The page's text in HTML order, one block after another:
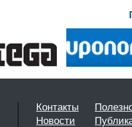
Контакты
Новости